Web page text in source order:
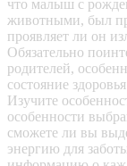
что малыш с
животными, был
проявляет ли он
Обязательно
родителей,
состояние
Изучите
особенности
сможете ли вы
энергию для